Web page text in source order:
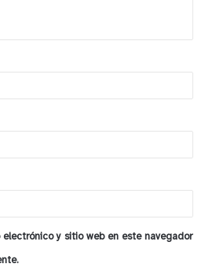
electrónico y sitio web en este navegador